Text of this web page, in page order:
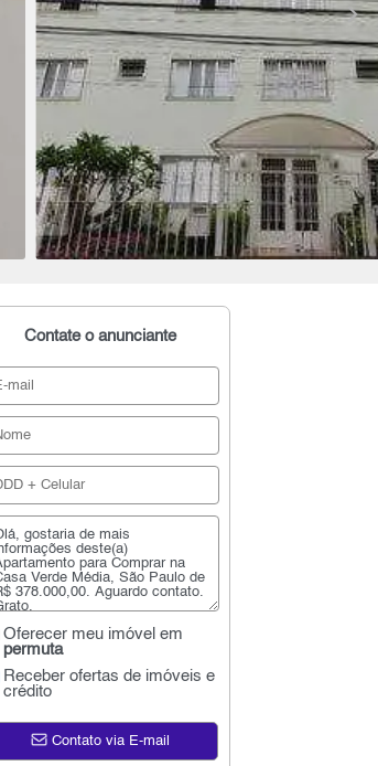
Contate o anunciante
Oferecer meu imóvel em
permuta
Receber ofertas de imóveis e
crédito
Contato via E-mail